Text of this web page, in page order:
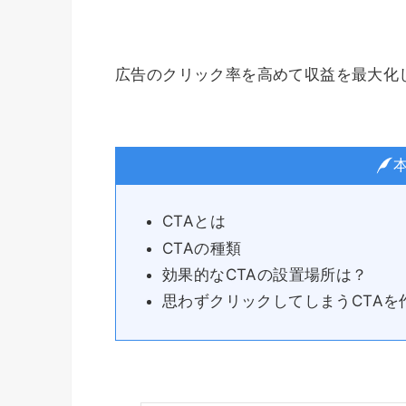
広告のクリック率を高めて収益を最大化
CTAとは
CTAの種類
効果的なCTAの設置場所は？
思わずクリックしてしまうCTAを